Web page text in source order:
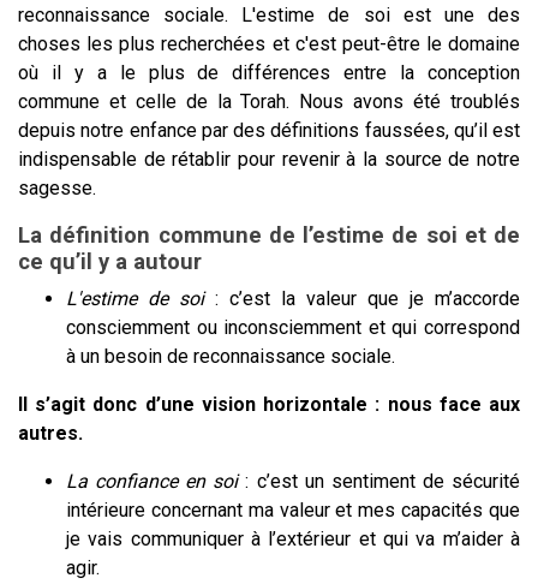
reconnaissance sociale. L'estime de soi est une des
choses les plus recherchées et c'est peut-être le domaine
où il y a le plus de différences entre la conception
commune et celle de la Torah. Nous avons été troublés
depuis notre enfance par des définitions faussées, qu’il est
indispensable de rétablir pour revenir à la source de notre
sagesse.
La définition commune de l’estime de soi et de
ce qu’il y a autour
L'estime de soi: c’est la valeur que je m’accorde
consciemment ou inconsciemment et qui correspond
à un besoin de reconnaissance sociale.
Il s’agit donc d’une vision horizontale : nous face aux
autres.
La confiance en soi: c’est un sentiment de sécurité
intérieure concernant ma valeur et mes capacités que
je vais communiquer à l’extérieur et qui va m’aider à
agir.